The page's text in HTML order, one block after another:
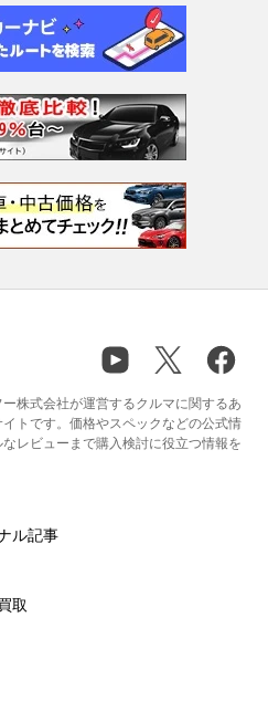
株式会社が運営するクルマに関するあ
トです。価格やスペックなどの公式情
レビューまで購入検討に役立つ情報を
ル記事
取